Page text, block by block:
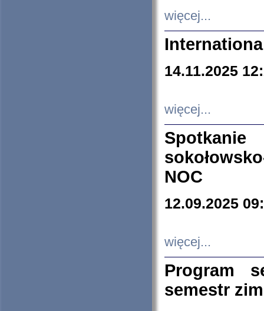
więcej...
14.11.2025
więcej...
NOC
12.09.2025
więcej...
Program
semestr